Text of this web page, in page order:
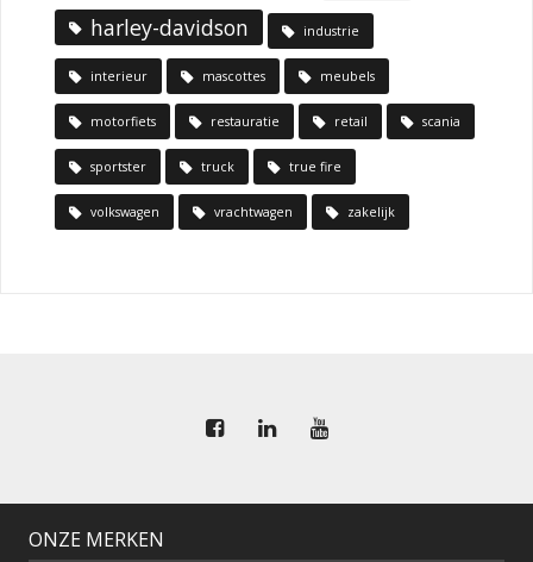
harley-davidson industrie
interieur mascottes meubels
motorfiets restauratie retail scania
sportster truck true fire
volkswagen vrachtwagen zakelijk
ONZE MERKEN